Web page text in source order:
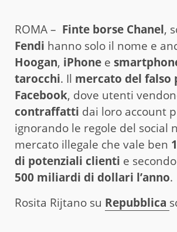
ROMA – Finte borse Chanel,
Fendi hanno solo il nome e
Hoogan, iPhone e
tarocchi. Il mercato del falso
Facebook, dove utenti
contraffatti dai loro account
ignorando le regole del social
mercato illegale che vale ben
di potenziali clienti e
500 miliardi di dollari l’anno.
Rosita Rijtano su Repubblica